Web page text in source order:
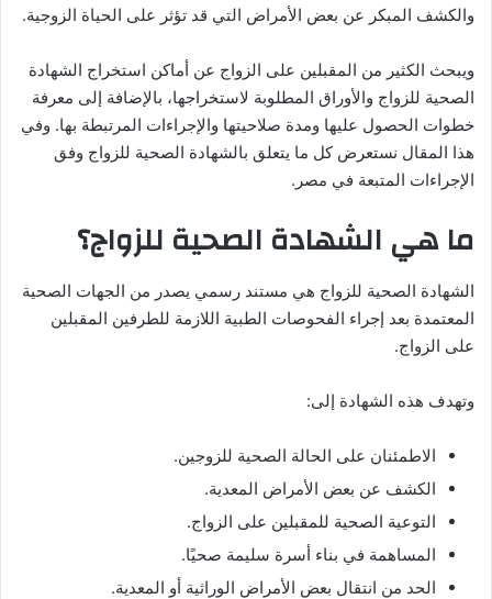
ا
والكشف المبكر عن بعض الأمراض التي قد تؤثر على الحياة الزوجية.
ويبحث الكثير من المقبلين على الزواج عن أماكن استخراج الشهادة
الصحية للزواج والأوراق المطلوبة لاستخراجها، بالإضافة إلى معرفة
خطوات الحصول عليها ومدة صلاحيتها والإجراءات المرتبطة بها. وفي
هذا المقال نستعرض كل ما يتعلق بالشهادة الصحية للزواج وفق
الإجراءات المتبعة في مصر.
ما هي الشهادة الصحية للزواج؟
الشهادة الصحية للزواج هي مستند رسمي يصدر من الجهات الصحية
المعتمدة بعد إجراء الفحوصات الطبية اللازمة للطرفين المقبلين
على الزواج.
وتهدف هذه الشهادة إلى:
الاطمئنان على الحالة الصحية للزوجين.
الكشف عن بعض الأمراض المعدية.
التوعية الصحية للمقبلين على الزواج.
المساهمة في بناء أسرة سليمة صحيًا.
الحد من انتقال بعض الأمراض الوراثية أو المعدية.